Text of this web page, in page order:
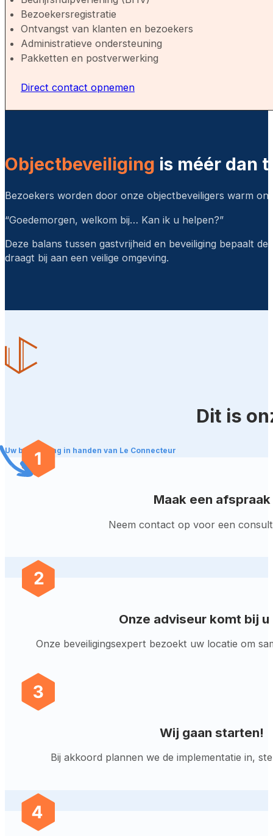
Bezoekersregistratie
Ontvangst van klanten en bezoekers
Administratieve ondersteuning
Pakketten en postverwerking
Direct contact opnemen
Objectbeveiliging is méér dan
Bezoekers worden door onze objectbeveiligers warm
“Goedemorgen, welkom bij… Kan ik u helpen?”
Deze balans tussen gastvrijheid en beveiliging bepaalt de
draagt bij aan een veilige omgeving.
Dit is
Uw beveiliging in handen van Le Connecteur
Maak een afspraak
Neem contact op voor een
Onze adviseur komt bij u
Onze beveiligingsexpert bezoekt uw locatie om
Wij gaan starten!
Bij akkoord plannen we de implementatie in,